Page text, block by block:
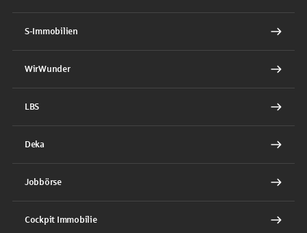
S-Immobilien
WirWunder
LBS
Deka
Jobbörse
Cockpit Immobilie